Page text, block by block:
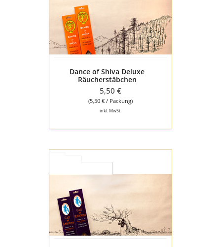
Deluxe
Räucherstäbchen
Dance of Shiva Deluxe
Räucherstäbchen
5,50 €
(5,50 € / Packung)
inkl. MwSt.
Deluxe
Räucherstäbchen